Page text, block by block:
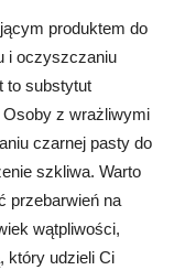
produktem do
i oczyszczaniu
to substytut
Osoby z wrażliwymi
czarnej pasty do
szkliwa. Warto
przebarwień na
wątpliwości,
który udzieli Ci